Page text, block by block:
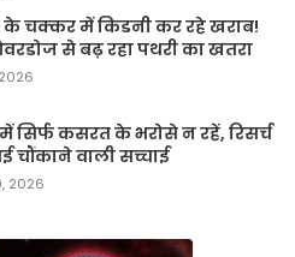
चक्कर में किडनी कर रहे खराब!
से बढ़ रहा पथरी का खतरा
में सिर्फ कसरत के भरोसे न रहें, रिसर्च
वाली सच्चाई
2026